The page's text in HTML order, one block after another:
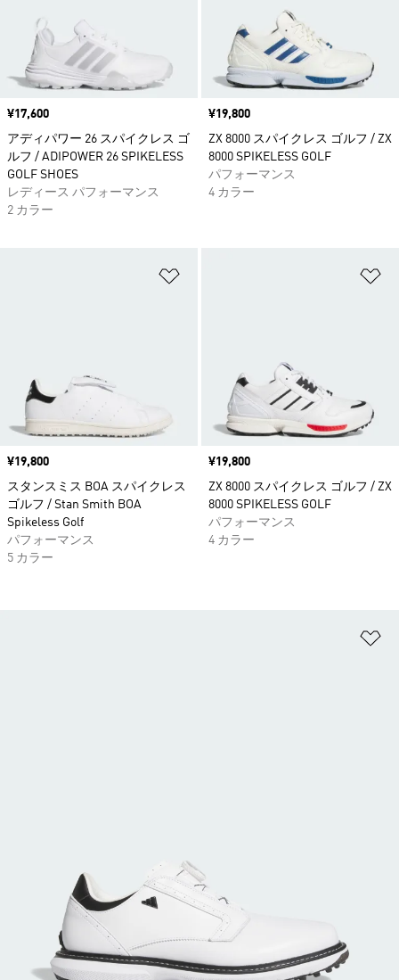
価格
¥17,600
アディパワー 26 スパイクレス ゴ
ルフ / ADIPOWER 26 SPIKELESS
GOLF SHOES
レディース パフォーマンス
2 カラー
価格
¥19,800
ZX 8000 スパイクレス ゴルフ / ZX
8000 SPIKELESS GOLF
パフォーマンス
4 カラー
価格
¥19,800
スタンスミス BOA スパイクレス
ゴルフ / Stan Smith BOA
Spikeless Golf
パフォーマンス
5 カラー
価格
¥19,800
ZX 8000 スパイクレス ゴルフ / ZX
8000 SPIKELESS GOLF
パフォーマンス
4 カラー